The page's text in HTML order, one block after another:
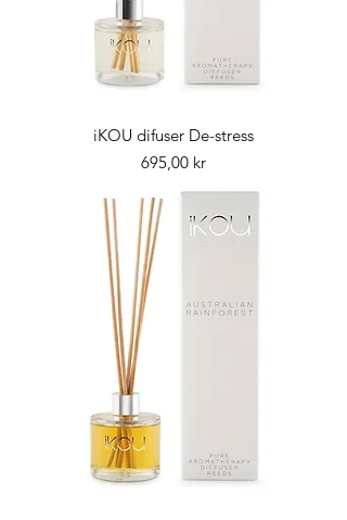
iKOU difuser De-stress
Pris
695,00 kr